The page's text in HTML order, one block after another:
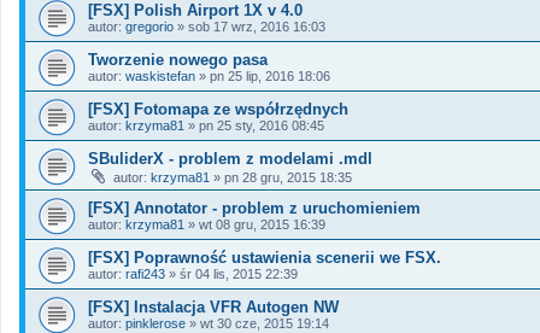
[FSX] Polish Airport 1X v 4.0
autor: gregorio » sob 17 wrz, 2016 16:03
Tworzenie nowego pasa
autor: waskistefan » pn 25 lip, 2016 18:06
[FSX] Fotomapa ze współrzędnych
autor: krzyma81 » pn 25 sty, 2016 08:45
SBuliderX - problem z modelami .mdl
autor: krzyma81 » pn 28 gru, 2015 18:35
[FSX] Annotator - problem z uruchomieniem
autor: krzyma81 » wt 08 gru, 2015 16:39
[FSX] Poprawność ustawienia scenerii we FSX.
autor: rafi243 » śr 04 lis, 2015 22:39
[FSX] Instalacja VFR Autogen NW
autor: pinklerose » wt 30 cze, 2015 19:14